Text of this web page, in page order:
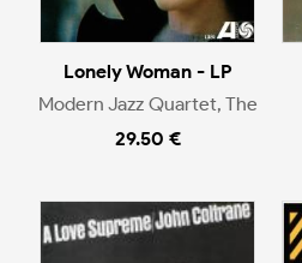
Lonely Woman - LP
Modern Jazz Quartet, The
29.50 €